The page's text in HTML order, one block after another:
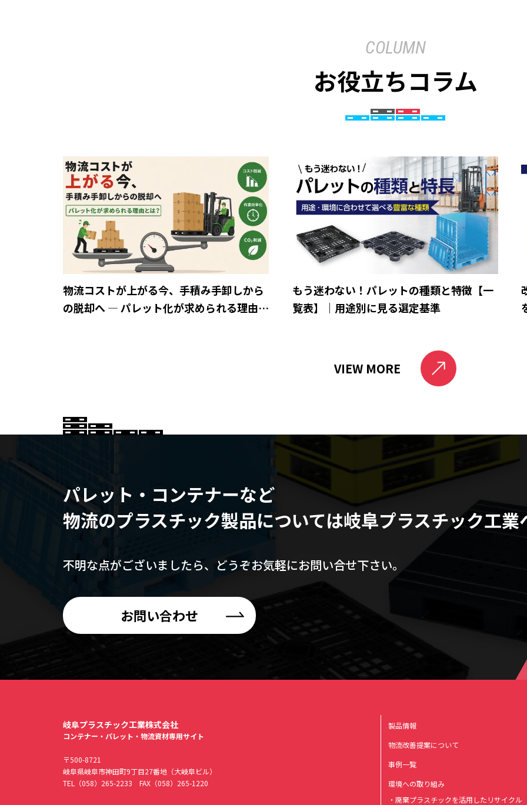
COLUMN
お役立ちコラム
物流コストが上がる今、手積み手卸しから
の脱却へ ― パレット化が求められる理由と
もう迷わない！パレットの種類と特徴【一
覧表】｜用途別に見る選定基準
VIEW MORE
パレット・コンテナーなど
物流のプラスチック製品については岐阜プラスチック工業
不明な点がございましたら、 どうぞお気軽にお問い合せ下さい。
お問い合わせ
製品情報
物流改善提案について
事例一覧
環境への取り組み
・廃棄プラスチックを活用したリサイクル
岐阜プラスチック工業株式会社
コンテナー・パレット・物流資材専用サイト
〒500-8721
岐阜県岐阜市神田町9丁目27番地（大岐阜ビル）
TEL
（058）265-2233 FAX（058）265-1220